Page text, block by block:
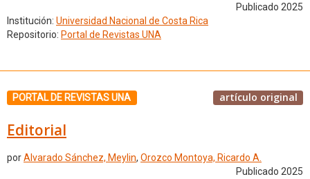
Publicado 2025
Institución: Universidad Nacional de Costa Rica
Repositorio: Portal de Revistas UNA
PORTAL DE REVISTAS UNA artículo original
Editorial
porAlvarado Sánchez, Meylin, Orozco Montoya, Ricardo A.
Publicado 2025